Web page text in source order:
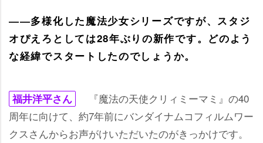
――多様化した魔法少女シリーズですが、スタジ
オぴえろとしては28年ぶりの新作です。どのよう
な経緯でスタートしたのでしょうか。
福井洋平さん
『魔法の天使クリィミーマミ』の40
周年に向けて、約7年前にバンダイナムコフィルムワー
クスさんからお声がけいただいたのがきっかけです。